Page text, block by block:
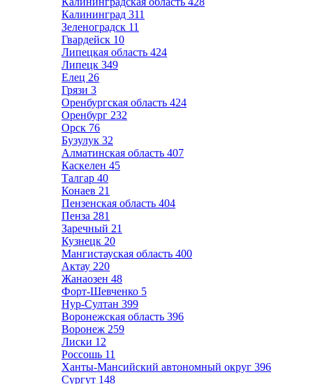
Калининград 311
Зеленоградск 11
Гвардейск 10
Липецкая область 424
Липецк 349
Елец 26
Грязи 3
Оренбургская область 424
Оренбург 232
Орск 76
Бузулук 32
Алматинская область 407
Каскелен 45
Талгар 40
Конаев 21
Пензенская область 404
Пенза 281
Заречный 21
Кузнецк 20
Мангистауская область 400
Актау 220
Жанаозен 48
Форт-Шевченко 5
Нур-Султан 399
Воронежская область 396
Воронеж 259
Лиски 12
Россошь 11
Ханты-Мансийский автономный округ 396
Сургут 148